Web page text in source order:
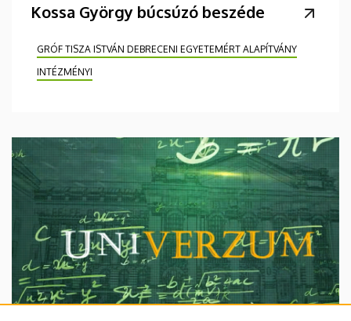
Kossa György búcsúzó beszéde
GRÓF TISZA ISTVÁN DEBRECENI EGYETEMÉRT ALAPÍTVÁNY
INTÉZMÉNYI